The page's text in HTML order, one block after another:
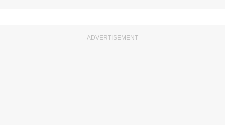
ADVERTISEMENT